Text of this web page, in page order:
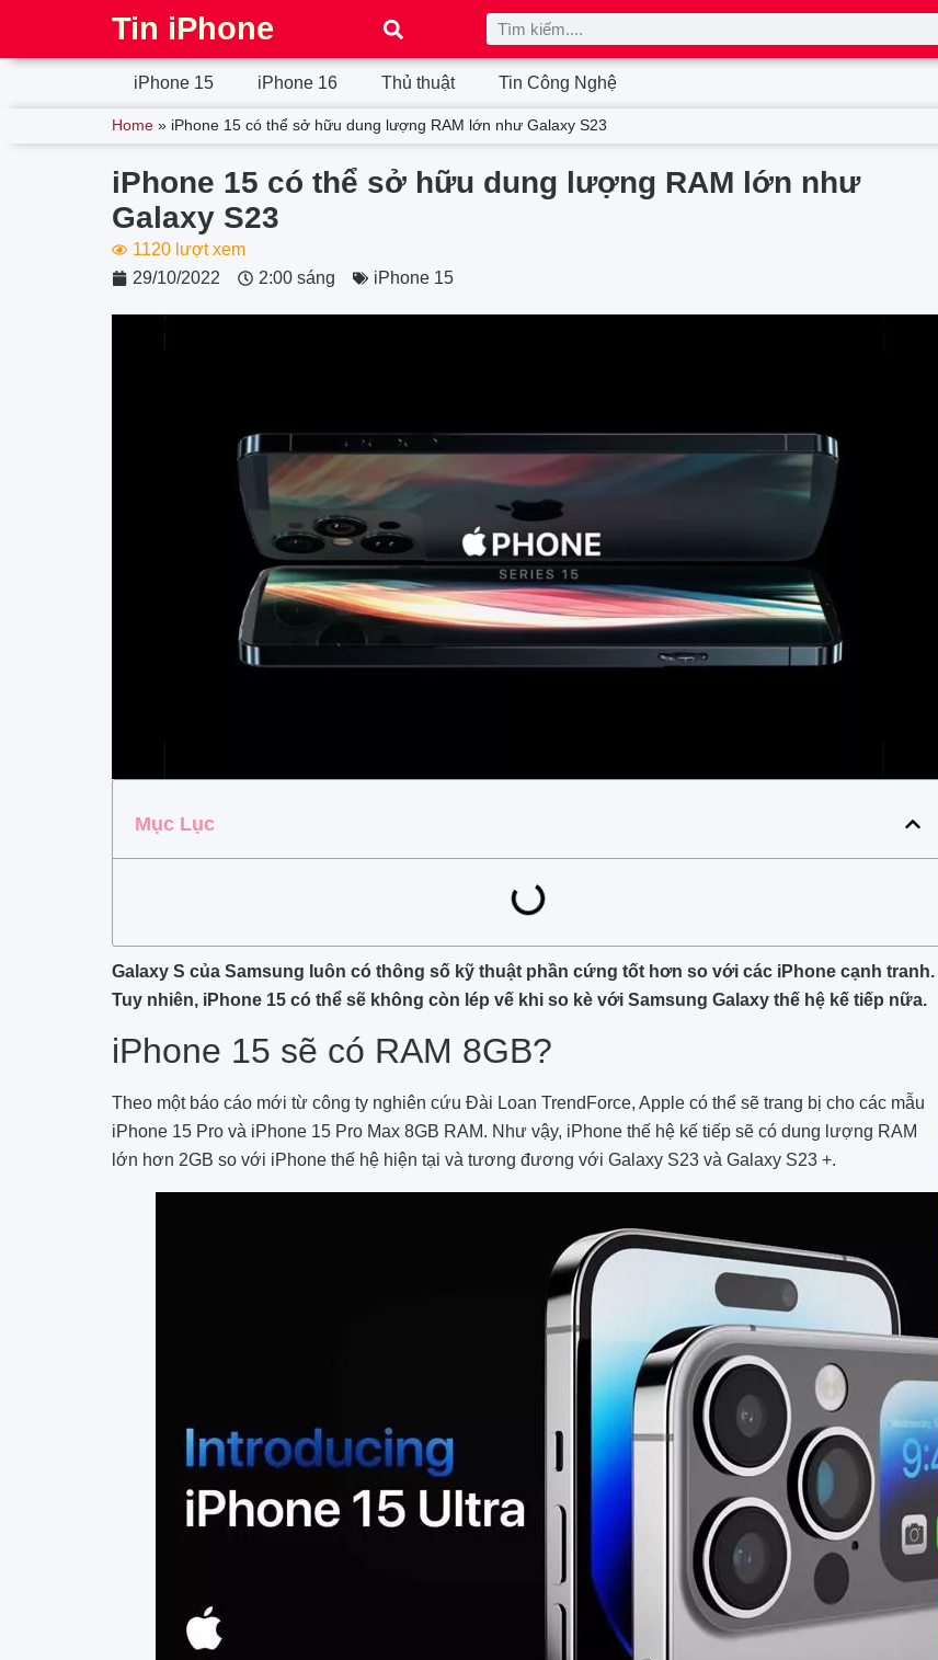
Tin iPhone
iPhone 15 iPhone 16 Thủ thuật Tin Công Nghệ
Home » iPhone 15 có thể sở hữu dung lượng RAM lớn như Galaxy S23
iPhone 15 có thể sở hữu dung lượng RAM lớn như
Galaxy S23
1120 lượt xem
29/10/2022
2:00 sáng iPhone 15
Mục Lục
Galaxy S của Samsung luôn có thông số kỹ thuật phần cứng tốt hơn so với các iPhone cạnh tranh.
Tuy nhiên, iPhone 15 có thể sẽ không còn lép vế khi so kè với Samsung Galaxy thế hệ kế tiếp nữa.
iPhone 15 sẽ có RAM 8GB?
Theo một báo cáo mới từ công ty nghiên cứu Đài Loan TrendForce, Apple có thể sẽ trang bị cho các mẫu
iPhone 15 Pro và iPhone 15 Pro Max 8GB RAM. Như vậy, iPhone thế hệ kế tiếp sẽ có dung lượng RAM
lớn hơn 2GB so với iPhone thế hệ hiện tại và tương đương với Galaxy S23 và Galaxy S23 +.